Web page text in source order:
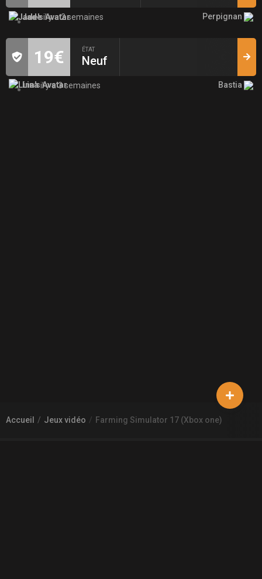
Jadeil y a 2 semaines Perpignan
19€ ÉTAT
Neuf
Linail y a 3 semaines Bastia
Accueil Jeux vidéo Farming Simulator 17 (Xbox one)